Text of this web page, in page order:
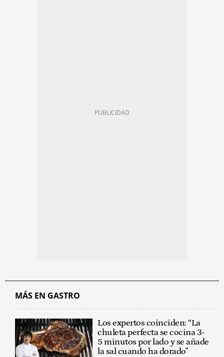
MÁS EN GASTRO
Los expertos coinciden: “La
chuleta perfecta se cocina 3-
5 minutos por lado y se añade
la sal cuando ha dorado"